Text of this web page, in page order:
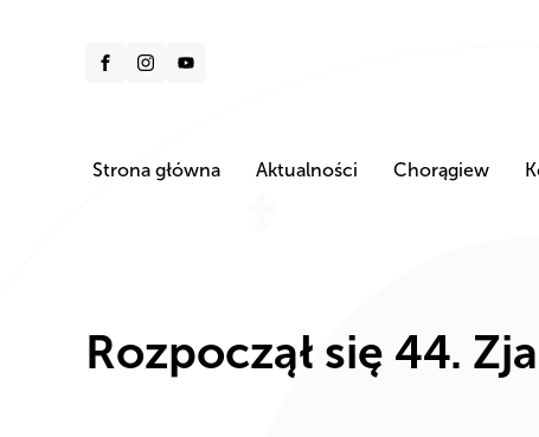
Strona główna Aktualności Chorągiew
Rozpoczął się 44.